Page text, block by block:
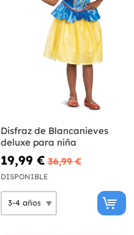
Disfraz de Blancanieves
deluxe para niña
19,99 € 36,99 €
DISPONIBLE